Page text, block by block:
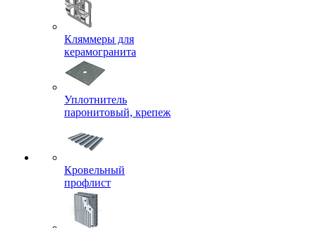
Кляммеры для
керамогранита
Уплотнитель
паронитовый, крепеж
Кровельный
профлист